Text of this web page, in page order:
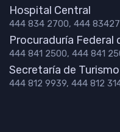
Hospital Central
444 834 2700, 444
Procuraduría Federal
444 841 2500, 444 841
Secretaría de Turismo
444 812 9939, 444 812